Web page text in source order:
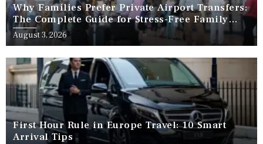
Why Families Prefer Private Airport Transfers:
The Complete Guide for Stress-Free Family
Travel
August 3, 2026
First Hour Rule in Europe Travel: 10 Smart
Arrival Tips